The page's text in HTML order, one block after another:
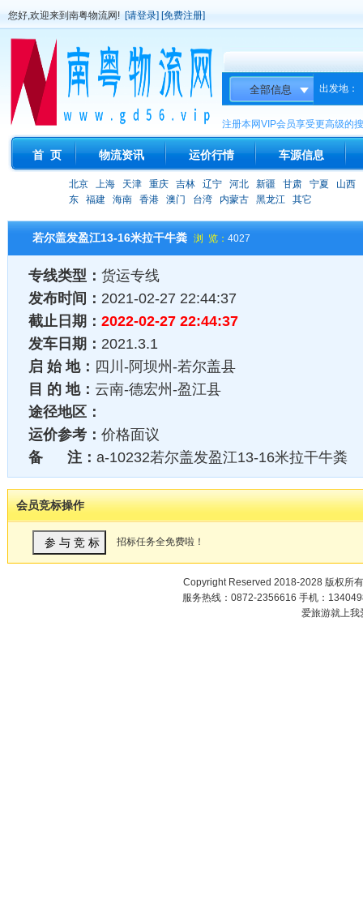
您好,欢迎来到南粤物流网! [请登录] [免费注册]
出发地：
注册本网VIP会员享受更高级的
首 页 物流资讯 运价行情 车源信息
北京 上海 天津 重庆 吉林 辽宁 河北 新疆 甘肃 宁夏
山西
东
福建 海南 香港 澳门 台湾 内蒙古 黑龙江 其它
若尔盖发盈江13-16米拉干牛粪 浏 览： 4027
专线类型： 货运专线
发布时间： 2021-02-27 22:44:37
截止日期： 2022-02-27 22:44:37
发车日期： 2021.3.1
启 始 地： 四川-阿坝州-若尔盖县
目 的 地： 云南-德宏州-盈江县
途径地区：
运价参考： 价格面议
备 注： a-10232若尔盖发盈江13-16米拉干牛粪
会员竞标操作
招标任务全免费啦！
Copyright Reserved 2018-2028 版权所
服务热线：0872-2356616 手机：
爱旅游就上我